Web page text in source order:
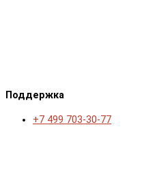
Поддержка
+7 499 703-30-77